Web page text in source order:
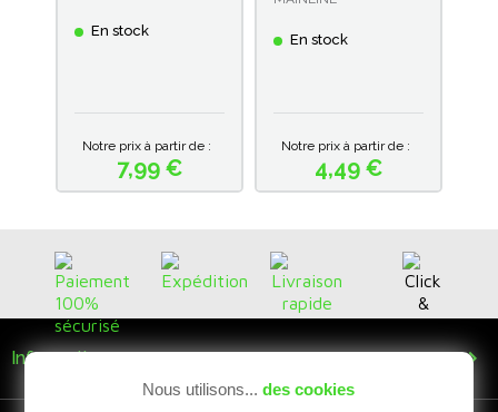
En stock
Prix
Notre prix à partir de :
7,99 €
En stock
Prix
Notre prix à partir de :
4,49 €
Informations 
Nous utilisons... des cookies